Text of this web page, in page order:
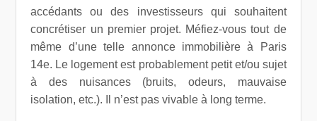
accédants ou des investisseurs qui souhaitent
concrétiser un premier projet. Méfiez-vous tout de
même d’une telle annonce immobilière à Paris
14e. Le logement est probablement petit et/ou sujet
à des nuisances (bruits, odeurs, mauvaise
isolation, etc.). Il n’est pas vivable à long terme.